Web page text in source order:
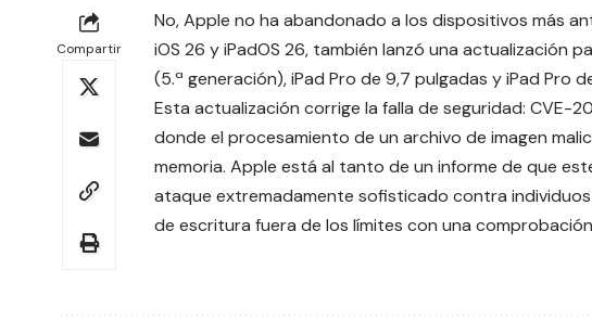
Compartir
No, Apple no ha abandonado a los dispositivos más
iOS 26 y iPadOS 26, también lanzó una actualización
(5.ª generación), iPad Pro de 9,7 pulgadas y iPad Pro
Esta actualización corrige la falla de seguridad: CVE-
donde el procesamiento de un archivo de imagen
memoria. Apple está al tanto de un informe de que
ataque extremadamente sofisticado contra
de escritura fuera de los límites con una